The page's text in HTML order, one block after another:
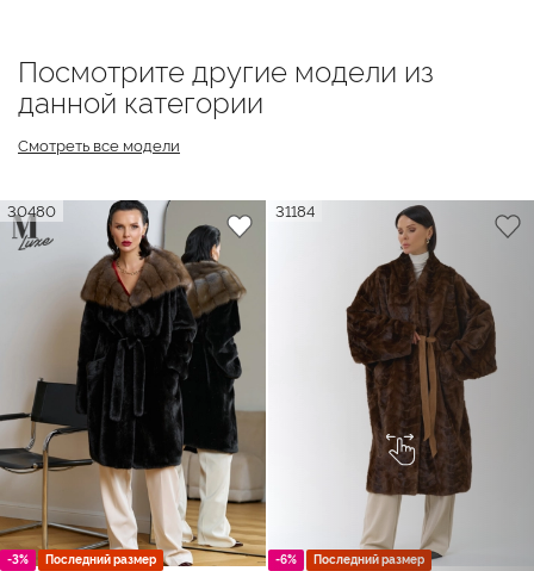
Посмотрите другие модели из
данной категории
Смотреть все модели
-3% Последний размер
30480
-6% Последний размер
31184